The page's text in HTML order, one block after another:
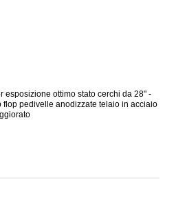
esposizione ottimo stato cerchi da 28" -
flop pedivelle anodizzate telaio in acciaio